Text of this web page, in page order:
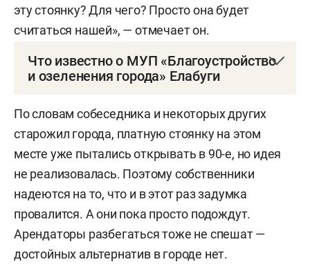
эту стоянку? Для чего? Просто она будет
считаться нашей», — отмечает он.
Что известно о МУП «Благоустройство
и озеленения города» Елабуги
Муниципальное унитарное предприятие создано
в 2011 году. Конечным владельцем, согласно
данным базы «Контур.Фокус», является
земельно-имущественная палата исполкома
Елабуги. Выручка компании в 2021 году —
51,2 млн рублей. Компания — постоянный
подрядчик города по хозяйству. За время
существования заключено госконтрактов
на 358 млн рублей. В копилке — благоустройство
По словам собеседника и некоторых других
старожил города, платную стоянку на этом
месте уже пытались открывать в 90-е, но идея
не реализовалась. Поэтому собственники
надеются на то, что и в этот раз задумка
провалится. А они пока просто подождут.
Арендаторы разбегаться тоже не спешат —
достойных альтернатив в городе нет.